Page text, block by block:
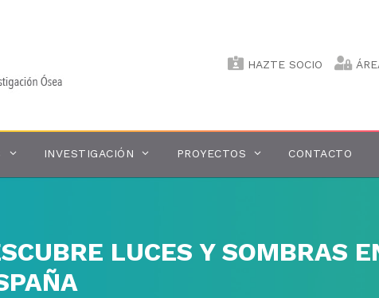
HAZTE SOCIO
INVESTIGACIÓN PROYECTOS CONTACTO
LUCES Y SOMBRAS